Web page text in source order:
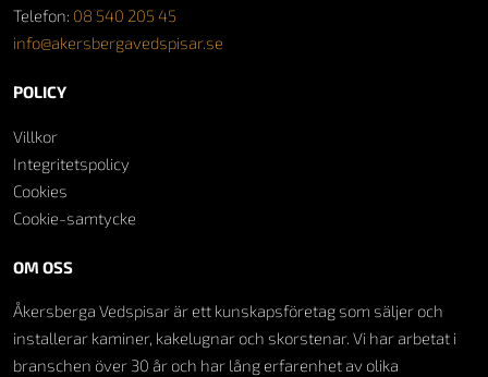
OM OSS
Åkersberga Vedspisar är ett kunskapsföretag som säljer och
installerar kaminer, kakelugnar och skorstenar. Vi har arbetat i
branschen över 30 år och har lång erfarenhet av olika
Telefon: 08 540 205 45
info@akersbergavedspisar.se
POLICY
Villkor
Integritetspolicy
Cookies
Cookie-samtycke